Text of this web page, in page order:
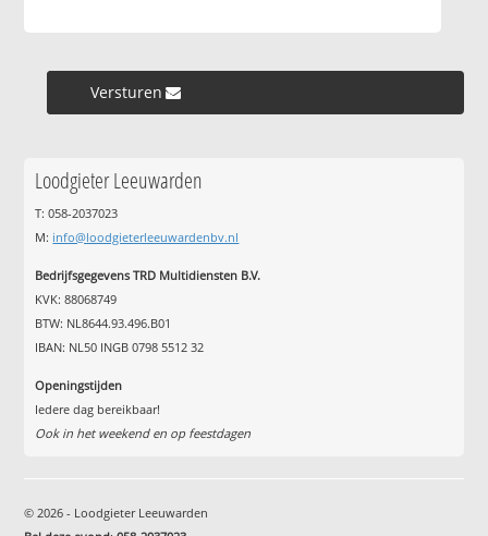
Versturen »
Loodgieter Leeuwarden
T: 058-2037023
M: info@loodgieterleeuwardenbv.nl
Bedrijfsgegevens TRD Multidiensten B.V.
KVK: 88068749
BTW: NL8644.93.496.B01
IBAN: NL50 INGB 0798 5512 32
Openingstijden
Iedere dag bereikbaar!
Ook in het weekend en op feestdagen
© 2026 - Loodgieter Leeuwarden